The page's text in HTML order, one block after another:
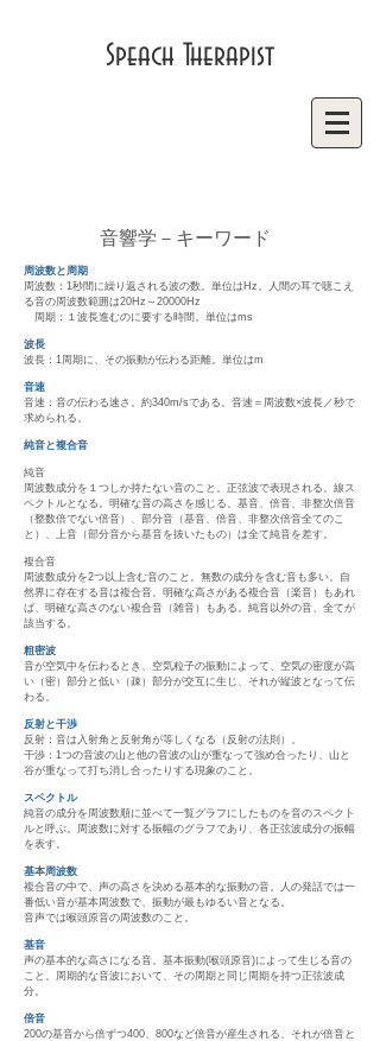
Speach Therapist
音響学－キーワード
周波数と周期
周波数：1秒間に繰り返される波の数。単位はHz。人間の耳で聴こえ
る音の周波数範囲は20Hz～20000Hz
周期：１波長進むのに要する時間。単位はms
波長
波長：1周期に、その振動が伝わる距離。単位はm
音速
音速：音の伝わる速さ。約340m/sである。音速＝周波数×波長／秒で
求められる。
純音と複合音
純音
周波数成分を１つしか持たない音のこと。正弦波で表現される。線ス
ペクトルとなる。明確な音の高さを感じる。基音、倍音、非整次倍音
（整数倍でない倍音）、部分音（基音、倍音、非整次倍音全てのこ
と）、上音（部分音から基音を抜いたもの）は全て純音を差す。
複合音
周波数成分を2つ以上含む音のこと。無数の成分を含む音も多い。自
然界に存在する音は複合音。明確な高さがある複合音（楽音）もあれ
ば、明確な高さのない複合音（雑音）もある。純音以外の音、全てが
該当する。
粗密波
音が空気中を伝わるとき、空気粒子の振動によって、空気の密度が高
い（密）部分と低い（疎）部分が交互に生じ、それが縦波となって伝
わる。
反射と干渉
反射：音は入射角と反射角が等しくなる（反射の法則）。
干渉：1つの音波の山と他の音波の山が重なって強め合ったり、山と
谷が重なって打ち消し合ったりする現象のこと。
スペクトル
純音の成分を周波数順に並べて一覧グラフにしたものを音のスペクト
ルと呼ぶ。周波数に対する振幅のグラフであり、各正弦波成分の振幅
を表す。
基本周波数
複合音の中で、声の高さを決める基本的な振動の音。人の発話では一
番低い音が基本周波数で、振動が最もゆるい音となる。
音声では喉頭原音の周波数のこと。
基音
声の基本的な高さになる音。基本振動(喉頭原音)によって生じる音の
こと。周期的な音波において、その周期と同じ周期を持つ正弦波成
分。
倍音
200の基音から倍ずつ400、800など倍音が産生される、それが倍音と